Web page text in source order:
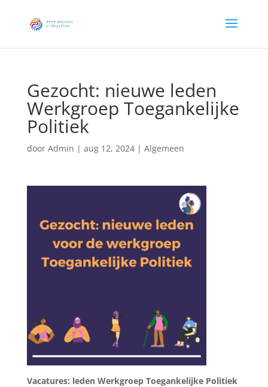
Gezocht: nieuwe leden
Werkgroep Toegankelijke
Politiek
door Admin | aug 12, 2024| Algemeen
Vacatures: leden Werkgroep Toegankelijke Politiek